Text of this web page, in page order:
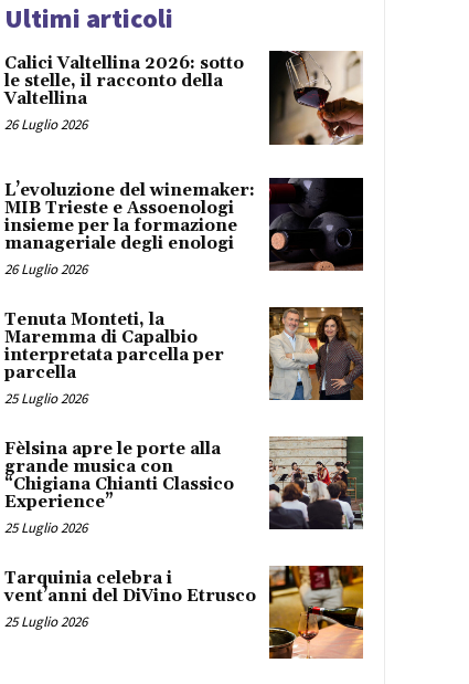
Ultimi articoli
Calici Valtellina 2026: sotto
le stelle, il racconto della
Valtellina
26 Luglio 2026
L’evoluzione del winemaker:
MIB Trieste e Assoenologi
insieme per la formazione
manageriale degli enologi
26 Luglio 2026
Tenuta Monteti, la
Maremma di Capalbio
interpretata parcella per
parcella
25 Luglio 2026
Fèlsina apre le porte alla
grande musica con
“Chigiana Chianti Classico
Experience”
25 Luglio 2026
Tarquinia celebra i
vent’anni del DiVino Etrusco
25 Luglio 2026